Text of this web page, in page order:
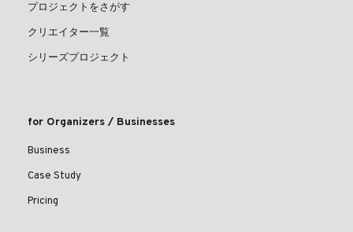
プロジェクトをさがす
クリエイター一覧
シリーズプロジェクト
for Organizers / Businesses
Business
Case Study
Pricing